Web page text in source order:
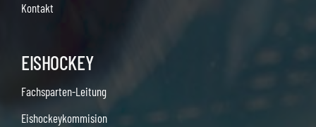
Kontakt
EISHOCKEY
Fachsparten-Leitung
Eishockeykommision